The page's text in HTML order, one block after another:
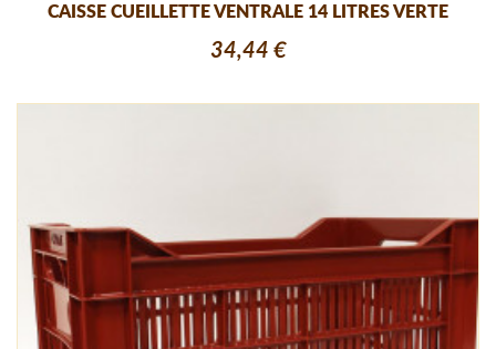
CAISSE CUEILLETTE VENTRALE 14 LITRES VERTE
34,44 €